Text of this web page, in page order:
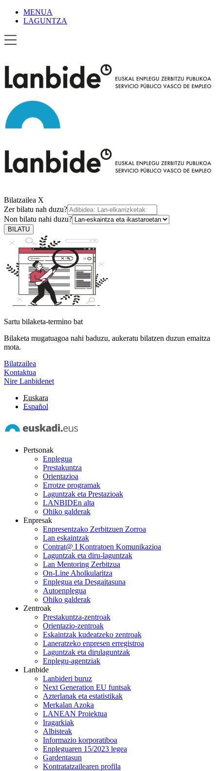
MENUA
LAGUNTZA
Bilatzailea X
Zer bilatu nah duzu?
Non bilatu nahi duzu?
BILATU
Sartu bilaketa-termino bat
Bilaketa mugatuagoa nahi baduzu, aukeratu bilatzen duzun emaitza
mota.
Bilatzailea
Kontaktua
Nire Lanbidenet
Euskara
Español
Pertsonak
Enplegua
Prestakuntza
Orientazioa
Errotze programak
Laguntzak eta Prestazioak
LANBIDEn alta
Ohiko galderak
Enpresak
Enpresentzako Zerbitzuen Zorroa
Lan eskaintzak
Contrat@ I Kontratoen Komunikazioa
Laguntzak eta diru-laguntzak
Lan Mentoring Zerbitzua
On-Line Aholkularitza
Enplegua eta Desgaitasuna
Autoenplegua
Ohiko galderak
Zentroak
Prestakuntza-zentroak
Orientazio-zentroak
Eskaintzak kudeatzeko zentroak
Laneratzeko enpresen erregistroa
Laguntzak eta dirulaguntzak
Enplegu-agentziak
Lanbide
Lanbideri buruz
Next Generation EU funtsak
Azterlanak eta estatistikak
Merkalan Azoka
LANEAN Proiektua
Iragarkiak
Albisteak
Informazio korporatiboa
Enpleguaren 15/2023 legea
Gardentasun
Kontratatzailearen profila